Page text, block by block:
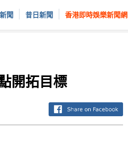
聞 昔日新聞 香港即時娛樂新聞網
開拓目標